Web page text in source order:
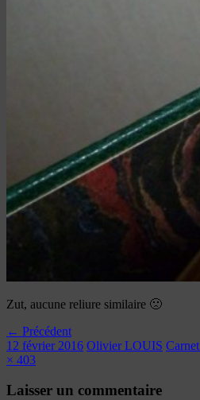
Zut, aucune reliure similaire 🙁
← Précédent
12 février 2016 Olivier LOUIS
× 403
Laisser un commentaire